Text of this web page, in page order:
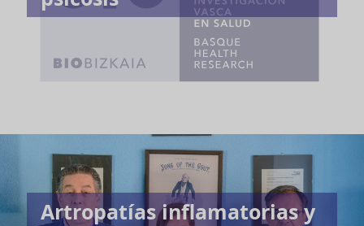
Artropatías inflamatorias y